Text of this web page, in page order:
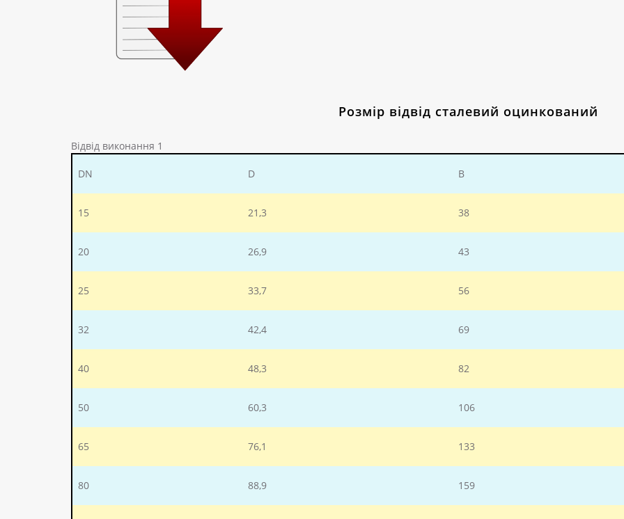
Розмір відвід сталевий оцинкований
Відвід виконання 1
DN D В
15 21,3 38
20 26,9 43
25 33,7 56
32 42,4 69
40 48,3 82
50 60,3 106
65 76,1 133
80 88,9 159